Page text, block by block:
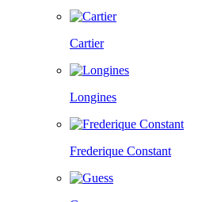
Cartier
Longines
Frederique Constant